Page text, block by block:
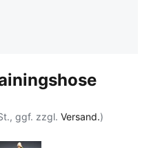
ggf. zzgl. Versand.)